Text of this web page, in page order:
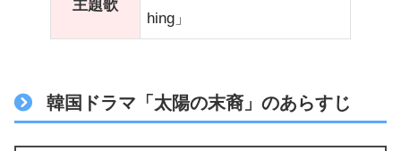
主題歌
hing」
韓国ドラマ「太陽の末裔」のあらすじ